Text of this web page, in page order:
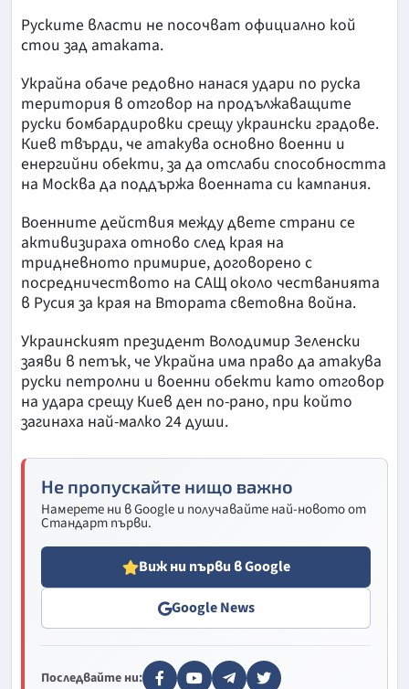
Руските власти не посочват официално кой
стои зад атаката.
Украйна обаче редовно нанася удари по руска
територия в отговор на продължаващите
руски бомбардировки срещу украински градове.
Киев твърди, че атакува основно военни и
енергийни обекти, за да отслаби способността
на Москва да поддържа военната си кампания.
Военните действия между двете страни се
активизираха отново след края на
тридневното примирие, договорено с
посредничеството на САЩ около честванията
в Русия за края на Втората световна война.
Украинският президент Володимир Зеленски
заяви в петък, че Украйна има право да атакува
руски петролни и военни обекти като отговор
на удара срещу Киев ден по-рано, при който
загинаха най-малко 24 души.
Не пропускайте нищо важно
Намерете ни в Google и получавайте най-новото от
Стандарт първи.
Виж ни първи в Google
Google News
Последвайте ни: